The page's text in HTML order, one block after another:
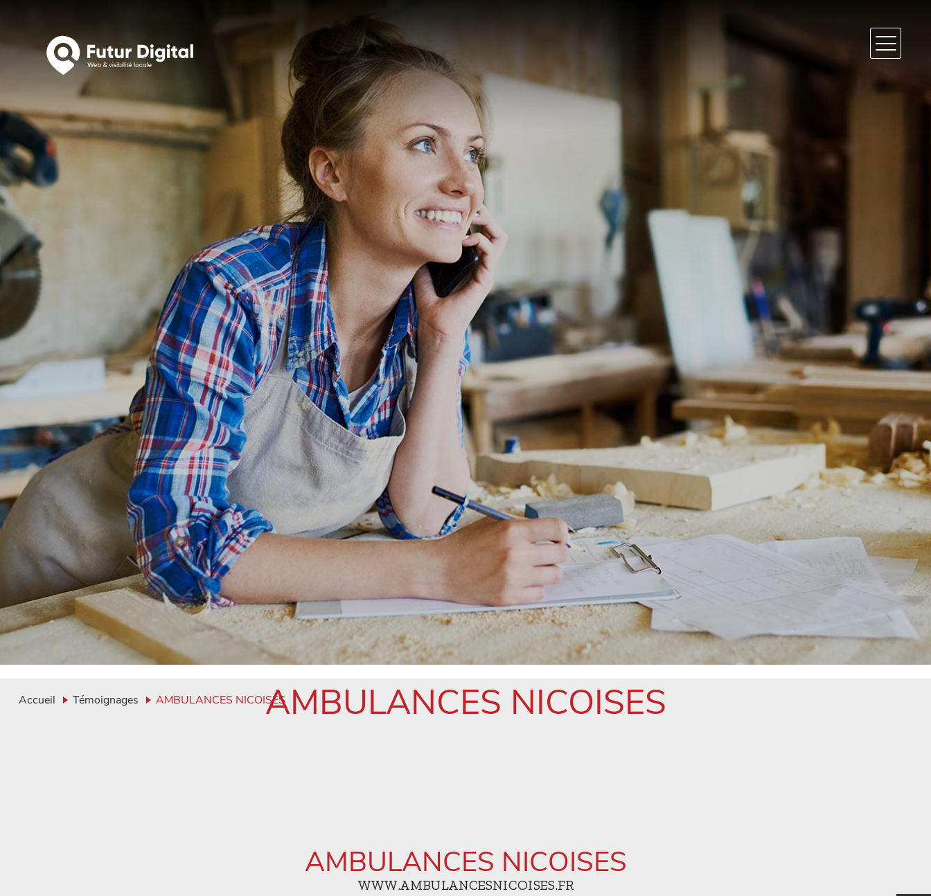
Accueil Témoignages AMBULANCES NICOISESAMBULANCES NICOISES
AMBULANCES NICOISES
WWW.AMBULANCESNICOISES.FR